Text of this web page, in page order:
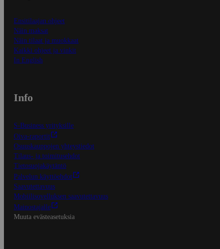
Ensitilaajan ohjeet
Näin maksat
Näin tilaat ja muokkaat
Kaikki ohjeet ja vinkit
In English
Info
S-Business yrityksille
Oiva-raportit
Osuuskauppojen yhteystiedot
Tilaus- ja toimitusehdot
Tietosuojakäytäntö
Palvelun käyttöehdot
Saavutettavuus
Mobiilisovelluksen saavutettavuus
Mainostajalle
Muuta evästeasetuksia